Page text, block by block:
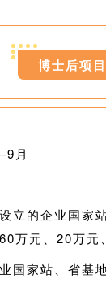
博士后项目
月
立的企业国家
万元、20万元
国家站、省基